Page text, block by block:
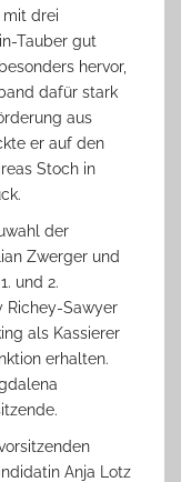
mit drei
Tauber gut
hervor,
dafür stark
aus
er auf den
Stoch in
der
Zwerger und
und 2.
Richey-Sawyer
als Kassierer
erhalten.
Anja Lotz